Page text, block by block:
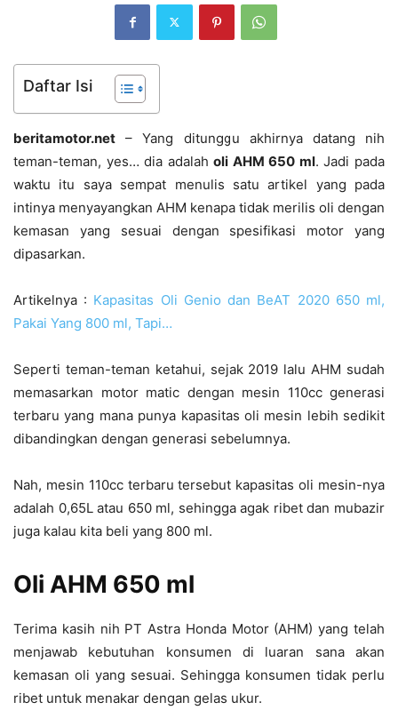
Daftar Isi
beritamotor.net – Yang ditunggu akhirnya datang nih
teman-teman, yes… dia adalaholi AHM 650 ml. Jadi pada
waktu itu saya sempat menulis satu artikel yang pada
intinya menyayangkan AHM kenapa tidak merilis oli dengan
kemasan yang sesuai dengan spesifikasi motor yang
dipasarkan.
Artikelnya : Kapasitas Oli Genio dan BeAT 2020 650 ml,
Pakai Yang 800 ml, Tapi…
Seperti teman-teman ketahui, sejak 2019 lalu AHM sudah
memasarkan motor matic dengan mesin 110cc generasi
terbaru yang mana punya kapasitas oli mesin lebih sedikit
dibandingkan dengan generasi sebelumnya.
Nah, mesin 110cc terbaru tersebut kapasitas oli mesin-nya
adalah 0,65L atau 650 ml, sehingga agak ribet dan mubazir
juga kalau kita beli yang 800 ml.
Oli AHM 650 ml
Terima kasih nih PT Astra Honda Motor (AHM) yang telah
menjawab kebutuhan konsumen di luaran sana akan
kemasan oli yang sesuai. Sehingga konsumen tidak perlu
ribet untuk menakar dengan gelas ukur.